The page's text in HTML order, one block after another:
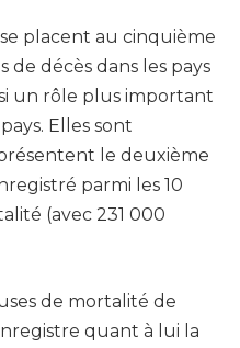
placent au cinquième
de décès dans les pays
un rôle plus important
Elles sont
le deuxième
parmi les 10
(avec 231 000
de mortalité de
quant à lui la